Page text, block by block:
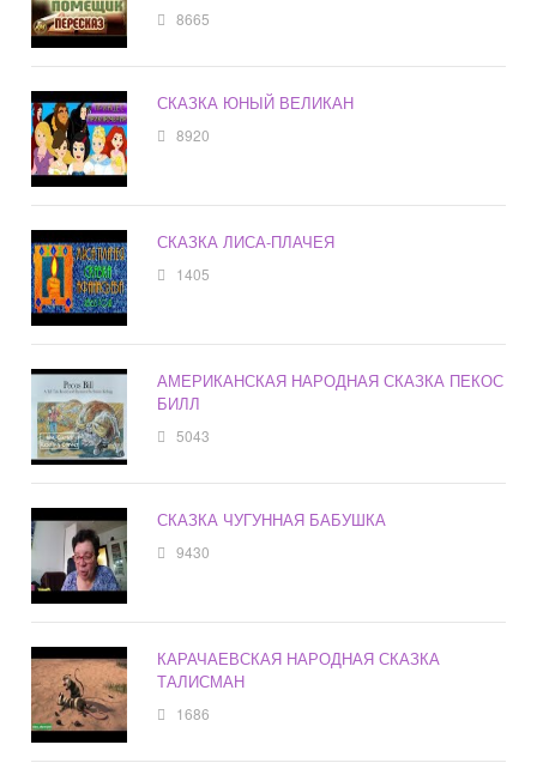
8665
СКАЗКА ЮНЫЙ ВЕЛИКАН
8920
СКАЗКА ЛИСА-ПЛАЧЕЯ
1405
АМЕРИКАНСКАЯ НАРОДНАЯ СКАЗКА ПЕКОС
БИЛЛ
5043
СКАЗКА ЧУГУННАЯ БАБУШКА
9430
КАРАЧАЕВСКАЯ НАРОДНАЯ СКАЗКА
ТАЛИСМАН
1686